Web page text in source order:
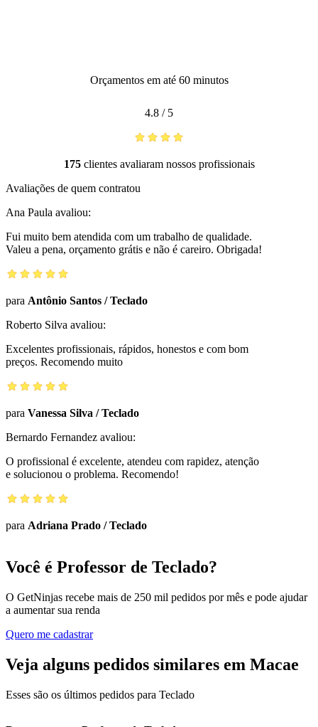
Orçamentos em até 60 minutos
4.8 / 5
175clientes avaliaram nossos profissionais
Avaliações de quem contratou
Ana Paula avaliou:
Fui muito bem atendida com um trabalho de qualidade.
Valeu a pena, orçamento grátis e não é careiro. Obrigada!
para Antônio Santos /Teclado
Roberto Silva avaliou:
Excelentes profissionais, rápidos, honestos e com bom
preços. Recomendo muito
para Vanessa Silva /Teclado
Bernardo Fernandez avaliou:
O profissional é excelente, atendeu com rapidez, atenção
e solucionou o problema. Recomendo!
para Adriana Prado /Teclado
Você é Professor de Teclado?
O GetNinjas recebe mais de 250 mil pedidos por mês e pode ajudar
a aumentar sua renda
Quero me cadastrar
Veja alguns pedidos similares em Macae
Esses são os últimos pedidos para Teclado